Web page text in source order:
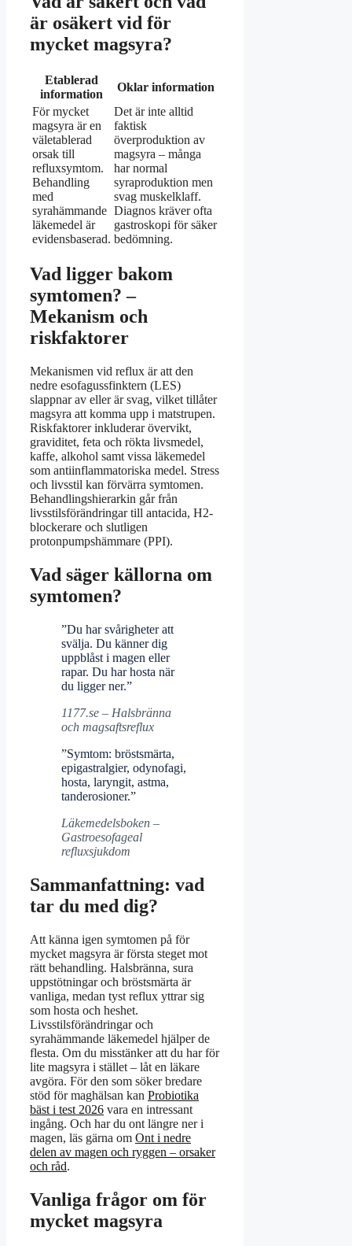
är osäkert vid för
mycket magsyra?
Etablerad
information
Oklar information
För mycket
magsyra är en
väletablerad
orsak till
refluxsymtom.
Behandling
med
syrahämmande
läkemedel är
evidensbaserad.
Det är inte alltid
faktisk
överproduktion av
magsyra – många
har normal
syraproduktion men
svag muskelklaff.
Diagnos kräver ofta
gastroskopi för säker
bedömning.
Vad ligger bakom
symtomen? –
Mekanism och
riskfaktorer
Mekanismen vid reflux är att den
nedre esofagussfinktern (LES)
slappnar av eller är svag, vilket tillåter
magsyra att komma upp i matstrupen.
Riskfaktorer inkluderar övervikt,
graviditet, feta och rökta livsmedel,
kaffe, alkohol samt vissa läkemedel
som antiinflammatoriska medel. Stress
och livsstil kan förvärra symtomen.
Behandlingshierarkin går från
livsstilsförändringar till antacida, H2-
blockerare och slutligen
protonpumpshämmare (PPI).
Vad säger källorna om
symtomen?
”Du har svårigheter att
svälja. Du känner dig
uppblåst i magen eller
rapar. Du har hosta när
du ligger ner.”
1177.se – Halsbränna
och magsaftsreflux
”Symtom: bröstsmärta,
epigastralgier, odynofagi,
hosta, laryngit, astma,
tanderosioner.”
Läkemedelsboken –
Gastroesofageal
refluxsjukdom
Sammanfattning: vad
tar du med dig?
Att känna igen symtomen på för
mycket magsyra är första steget mot
rätt behandling. Halsbränna, sura
uppstötningar och bröstsmärta är
vanliga, medan tyst reflux yttrar sig
som hosta och heshet.
Livsstilsförändringar och
syrahämmande läkemedel hjälper de
flesta. Om du misstänker att du har för
lite magsyra i stället – låt en läkare
avgöra. För den som söker bredare
stöd för maghälsan kan Probiotika
bäst i test 2026 vara en intressant
ingång. Och har du ont längre ner i
magen, läs gärna om Ont i nedre
delen av magen och ryggen – orsaker
och råd.
Vanliga frågor om för
mycket magsyra